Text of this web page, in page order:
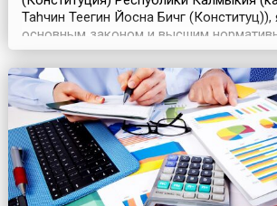
Таңhчин Теегин Йосна Бичг
основным законом и высшим
актом Республики.Эта дата стала
государственным праздником,
объявлялся в Республике выходным
года День Конституции Республики
выходным, хотя...